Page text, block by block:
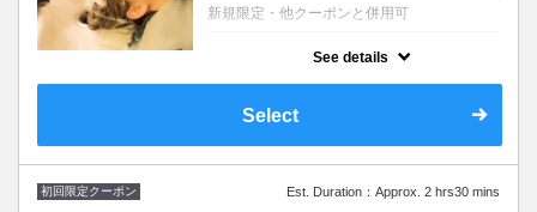
新規限定・他クーポンと併用可
代頭皮トリートメント』とスパのコース。ヒ
ト幹細胞培養液＋アーユルヴェーダハーブ配
合で頭皮ケアし毛髪環境の改善。ターンオー
シャンプーブロー込
カットなしのプラン
See details
Select
初回限定クーポン Est. Duration：Approx. 2 hrs30 mins